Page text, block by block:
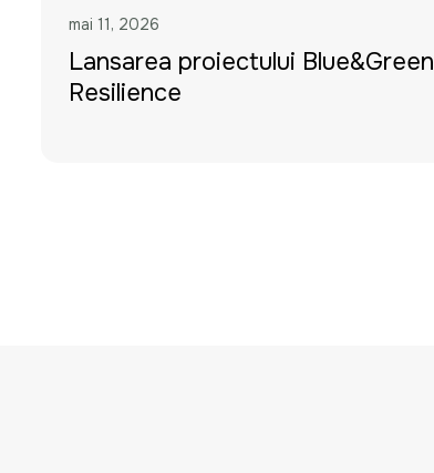
mai 11, 2026
Lansarea proiectului Blue&Green
Resilience